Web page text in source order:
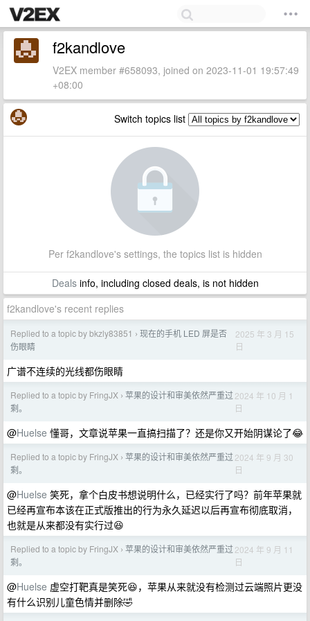
f2kandlove
V2EX member #658093, joined on 2023-11-01 19:57:49
+08:00
Switch topics list
Per f2kandlove's settings, the topics list is hidden
Dealsinfo, including closed deals, is not hidden
f2kandlove's recent replies
Replied to a topic by bkzly83851 › 现在的手机 LED 屏是否
伤眼睛
2025 年 3 月 15
日
广谱不连续的光线都伤眼睛
Replied to a topic by FringJX › 苹果的设计和审美依然严重过
剩。
2024 年 10 月 1
日
@Huelse 懂哥，文章说苹果一直搞扫描了？还是你又开始阴谋论了😂
Replied to a topic by FringJX › 苹果的设计和审美依然严重过
剩。
2024 年 9 月 30
日
@Huelse 笑死，拿个白皮书想说明什么，已经实行了吗？前年苹果就
已经再宣布本该在正式版推出的行为永久延迟以后再宣布彻底取消，
也就是从来都没有实行过😆
Replied to a topic by FringJX › 苹果的设计和审美依然严重过
剩。
2024 年 9 月 11
日
@Huelse 虚空打靶真是笑死😆，苹果从来就没有检测过云端照片更没
有什么识别儿童色情并删除🤣